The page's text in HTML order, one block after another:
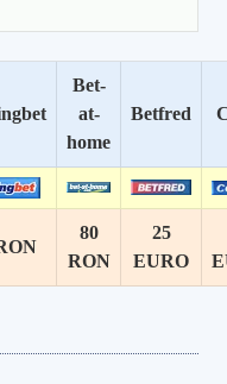
Bet-
at-
home
Betfred
80
RON
25
EURO